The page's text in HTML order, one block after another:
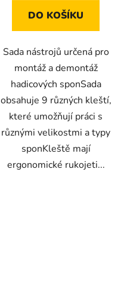
DO KOŠÍKU
Sada nástrojů určená pro
montáž a demontáž
hadicových sponSada
obsahuje 9 různých kleští,
které umožňují práci s
různými velikostmi a typy
sponKleště mají
ergonomické rukojeti...